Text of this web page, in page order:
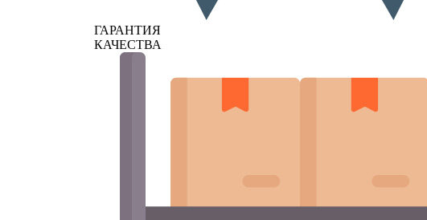
ГАРАНТИЯ
КАЧЕСТВА